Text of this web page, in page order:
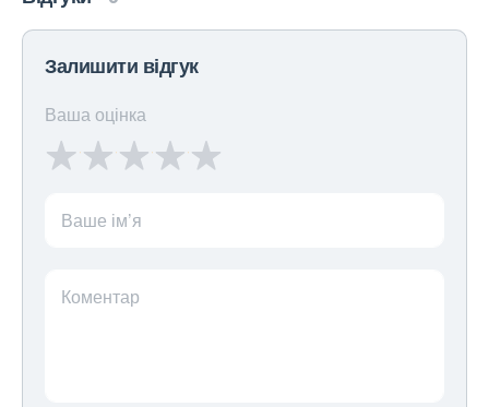
Залишити відгук
Ваша оцінка
Ваше ім’я
Коментар